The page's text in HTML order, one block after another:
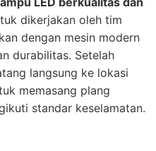
dikerjakan oleh tim
dengan mesin modern
durabilitas. Setelah
langsung ke lokasi
memasang plang
standar keselamatan.